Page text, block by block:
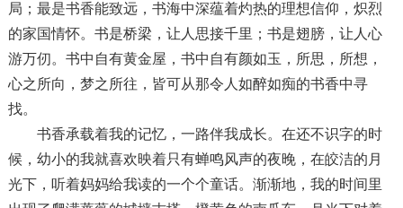
局；最是书香能致远，书海中深蕴着灼热的理想信仰，炽烈
的家国情怀。书是桥梁，让人思接千里；书是翅膀，让人心
游万仞。书中自有黄金屋，书中自有颜如玉，所思，所想，
心之所向，梦之所往，皆可从那令人如醉如痴的书香中寻
找。
书香承载着我的记忆，一路伴我成长。在还不识字的时
候，幼小的我就喜欢映着只有蝉鸣风声的夜晚，在皎洁的月
光下，听着妈妈给我读的一个个童话。渐渐地，我的时间里